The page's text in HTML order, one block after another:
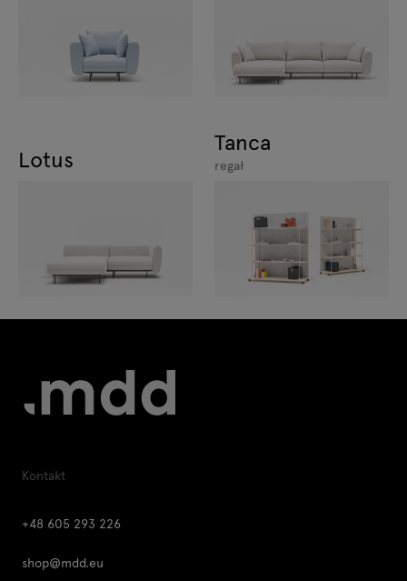
Lotus
Tanca
regał
Kontakt
+48 605 293 226
shop@mdd.eu